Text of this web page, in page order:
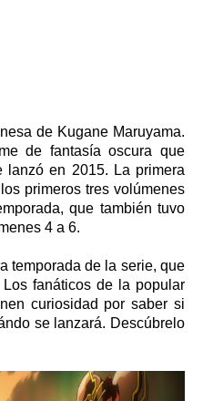
de Kugane Maruyama.
de fantasía oscura que
en 2015. La primera
primeros tres volúmenes
que también tuvo
4 a 6.
temporada de la serie, que
fanáticos de la popular
curiosidad por saber si
se lanzará. Descúbrelo